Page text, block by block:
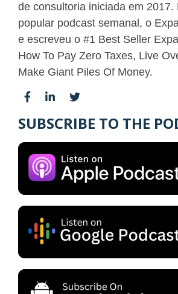
de consultoria iniciada em 2017.
popular podcast semanal, o
e escreveu o #1 Best Seller
How To Pay Zero Taxes, Live
Make Giant Piles Of Money.
SUBSCRIBE TO THE